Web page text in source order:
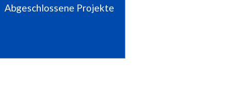
Abgeschlossene Projekte